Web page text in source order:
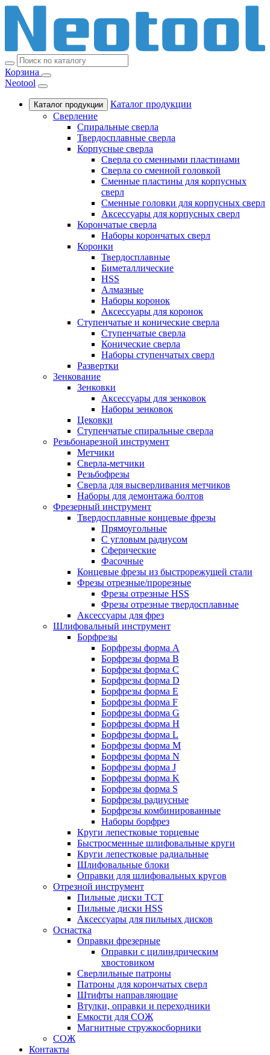
Корзина
Neotool
Каталог продукции
Каталог продукции
Сверление
Спиральные сверла
Твердосплавные сверла
Корпусные сверла
Сверла со сменными пластинами
Сверла со сменной головкой
Сменные пластины для корпусных
сверл
Сменные головки для корпусных сверл
Аксессуары для корпусных сверл
Корончатые сверла
Наборы корончатых сверл
Коронки
Твердосплавные
Биметаллические
HSS
Алмазные
Наборы коронок
Аксессуары для коронок
Ступенчатые и конические сверла
Ступенчатые сверла
Конические сверла
Наборы ступенчатых сверл
Развертки
Зенкование
Зенковки
Аксессуары для зенковок
Наборы зенковок
Цековки
Ступенчатые спиральные сверла
Резьбонарезной инструмент
Метчики
Сверла-метчики
Резьбофрезы
Сверла для высверливания метчиков
Наборы для демонтажа болтов
Фрезерный инструмент
Твердосплавные концевые фрезы
Прямоугольные
С угловым радиусом
Сферические
Фасочные
Концевые фрезы из быстрорежущей стали
Фрезы отрезные/прорезные
Фрезы отрезные HSS
Фрезы отрезные твердосплавные
Аксессуары для фрез
Шлифовальный инструмент
Борфрезы
Борфрезы форма A
Борфрезы форма B
Борфрезы форма C
Борфрезы форма D
Борфрезы форма E
Борфрезы форма F
Борфрезы форма G
Борфрезы форма H
Борфрезы форма L
Борфрезы форма M
Борфрезы форма N
Борфрезы форма J
Борфрезы форма K
Борфрезы форма S
Борфрезы радиусные
Борфрезы комбинированные
Наборы борфрез
Круги лепестковые торцевые
Быстросменные шлифовальные круги
Круги лепестковые радиальные
Шлифовальные блоки
Оправки для шлифовальных кругов
Отрезной инструмент
Пильные диски ТСТ
Пильные диски HSS
Аксессуары для пильных дисков
Оснастка
Оправки фрезерные
Оправки с цилиндрическим
хвостовиком
Сверлильные патроны
Патроны для корончатых сверл
Штифты направляющие
Втулки, оправки и переходники
Емкости для СОЖ
Магнитные стружкосборники
СОЖ
Контакты